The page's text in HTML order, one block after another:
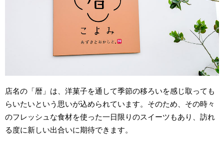
店名の「暦」は、洋菓子を通して季節の移ろいを感じ取っても
らいたいという思いが込められています。そのため、その時々
のフレッシュな食材を使った一日限りのスイーツもあり、訪れ
る度に新しい出合いに期待できます。